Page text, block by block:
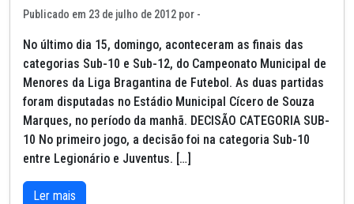
Publicado em 23 de julho de 2012 por -
No último dia 15, domingo, aconteceram as finais das
categorias Sub-10 e Sub-12, do Campeonato Municipal de
Menores da Liga Bragantina de Futebol. As duas partidas
foram disputadas no Estádio Municipal Cícero de Souza
Marques, no período da manhã. DECISÃO CATEGORIA SUB-
10 No primeiro jogo, a decisão foi na categoria Sub-10
entre Legionário e Juventus. […]
Ler mais